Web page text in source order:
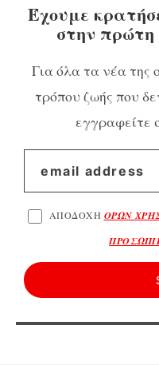
Έχουμε
στην πρώτη
Για όλα τα νέα της
τρόπου ζωής που
εγγραφείτε
ΑΠΟΔΟΧΗ ΟΡΩΝ